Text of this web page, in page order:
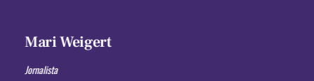
Mari Weigert
Jornalista